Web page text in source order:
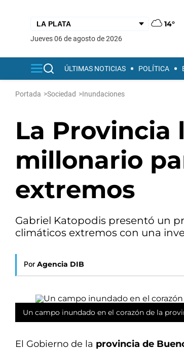
14°
jueves 06 de agosto de 2026
ÚLTIMAS NOTICIAS POLÍTICA
Portada >Sociedad >Inundaciones
La Provincia
millonario
extremos
Gabriel Katopodis presentó un
climáticos extremos con una
Por Agencia DIB
Un campo inundado en el corazón de la
El Gobierno de la provincia de